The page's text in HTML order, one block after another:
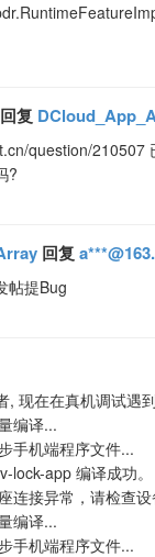
回复
question/210507
?
回复
帖提Bug
, 现在在真机调试遇
编译...
手机端程序文件...
lock-app 编译成功。
连接异常，请检查
编译...
手机端程序文件...